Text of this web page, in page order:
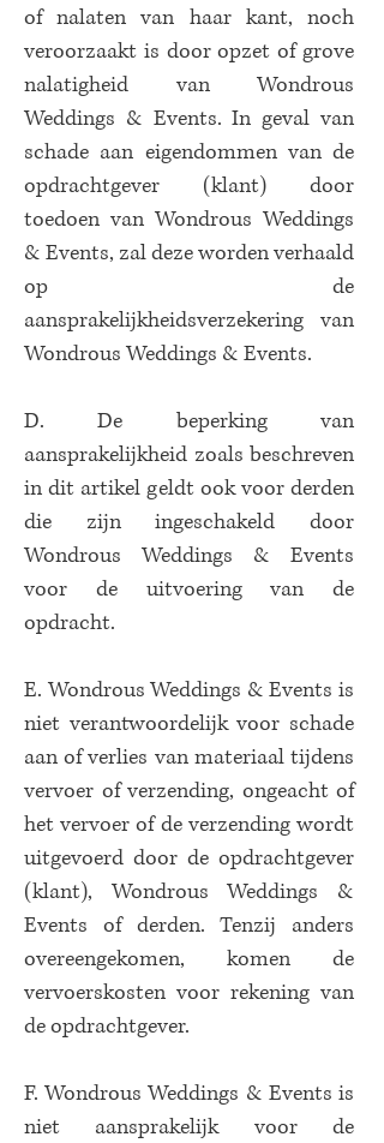
of nalaten van haar kant, noch
veroorzaakt is door opzet of grove
nalatigheid van Wondrous
Weddings & Events. In geval van
schade aan eigendommen van de
opdrachtgever (klant) door
toedoen van Wondrous Weddings
& Events, zal deze worden verhaald
op de
aansprakelijkheidsverzekering van
Wondrous Weddings & Events.
D. De beperking van
aansprakelijkheid zoals beschreven
in dit artikel geldt ook voor derden
die zijn ingeschakeld door
Wondrous Weddings & Events
voor de uitvoering van de
opdracht.
E. Wondrous Weddings & Events is
niet verantwoordelijk voor schade
aan of verlies van materiaal tijdens
vervoer of verzending, ongeacht of
het vervoer of de verzending wordt
uitgevoerd door de opdrachtgever
(klant), Wondrous Weddings &
Events of derden. Tenzij anders
overeengekomen, komen de
vervoerskosten voor rekening van
de opdrachtgever.
F. Wondrous Weddings & Events is
niet aansprakelijk voor de